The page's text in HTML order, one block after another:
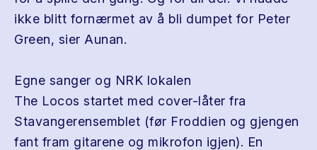
ikke blitt fornærmet av å bli dumpet for Peter
Green, sier Aunan.
Egne sanger og NRK lokalen
The Locos startet med cover-låter fra
Stavangerensemblet (før Froddien og gjengen
fant fram gitarene og mikrofon igjen). En